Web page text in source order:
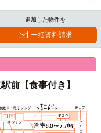
追加した物件を
一括資料請求
前【食事付き】